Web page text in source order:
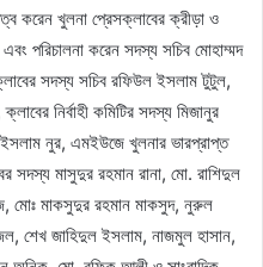
করেন খুলনা প্রেসক্লাবের ক্রীড়া ও
পরিচালনা করেন সদস্য সচিব মোহাম্মদ
সদস্য সচিব রফিউল ইসলাম টুটুল,
নির্বাহী কমিটির সদস্য মিজানুর
নুর, এমইউজে খুলনার ভারপ্রাপ্ত
সদস্য মাসুদুর রহমান রানা, মো. রাশিদুল
মোঃ মাকসুদুর রহমান মাকসুদ, নুরুল
শেখ জাহিদুল ইসলাম, নাজমুল হাসান,